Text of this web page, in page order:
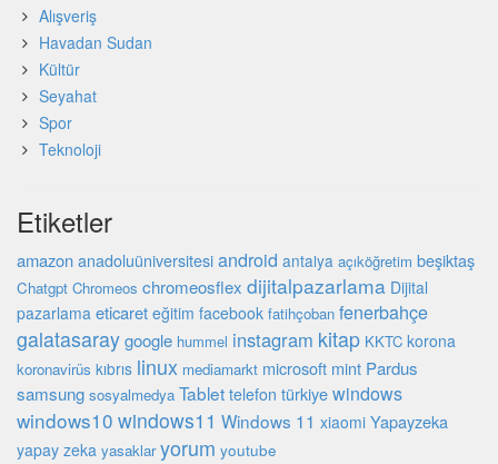
Alışveriş
Havadan Sudan
Kültür
Seyahat
Spor
Teknoloji
Etiketler
amazon anadoluüniversitesi android antalya açıköğretim beşiktaş
Chatgpt Chromeos chromeosflex dijitalpazarlama Dijital
pazarlama eticaret eğitim facebook fatihçoban fenerbahçe
galatasaraygoogle hummel instagram kitap KKTC korona
koronavirüs kıbrıs linux mediamarkt microsoft mint Pardus
samsung sosyalmedya Tablet telefon türkiyewindows
windows10 windows11 Windows 11 xiaomi Yapayzeka
yapay zeka yasaklar yorum youtube